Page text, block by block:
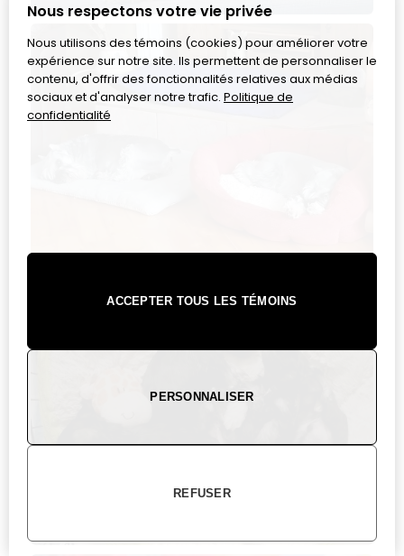
Nous respectons votre vie privée
Nous utilisons des témoins (cookies) pour améliorer votre
expérience sur notre site. Ils permettent de personnaliser le
contenu, d'offrir des fonctionnalités relatives aux médias
sociaux et d'analyser notre trafic. Politique de
confidentialité
ACCEPTER TOUS LES TÉMOINS
PERSONNALISER
REFUSER